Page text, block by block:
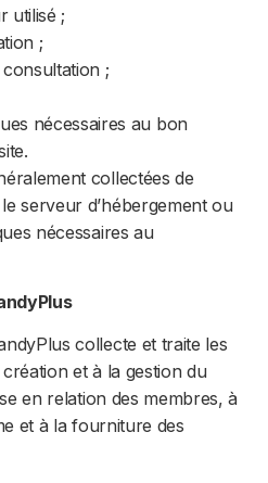
utilisé ;
;
consultation ;
nécessaires au bon
collectées de
serveur d’hébergement ou
nécessaires au
collecte et traite les
et à la gestion du
en relation des membres, à
et à la fourniture des